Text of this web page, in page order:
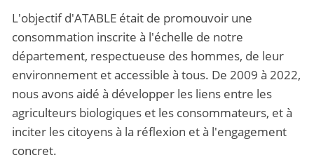
L'objectif d'ATABLE était de promouvoir une
consommation inscrite à l'échelle de notre
département, respectueuse des hommes, de leur
environnement et accessible à tous. De 2009 à 2022,
nous avons aidé à développer les liens entre les
agriculteurs biologiques et les consommateurs, et à
inciter les citoyens à la réflexion et à l'engagement
concret.